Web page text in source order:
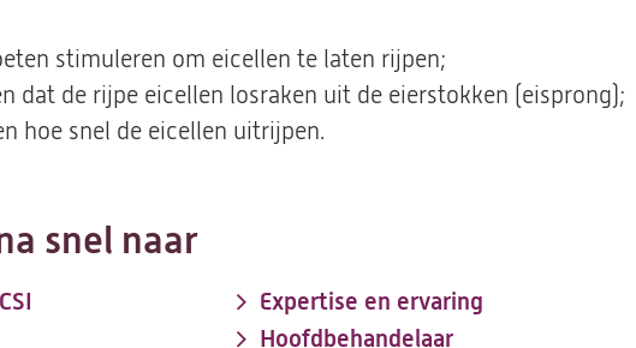
stimuleren om eicellen te laten rijpen;
dat de rijpe eicellen losraken uit de eierstokken (eisprong);
hoe snel de eicellen uitrijpen.
snel naar
Expertise en ervaring
Hoofdbehandelaar